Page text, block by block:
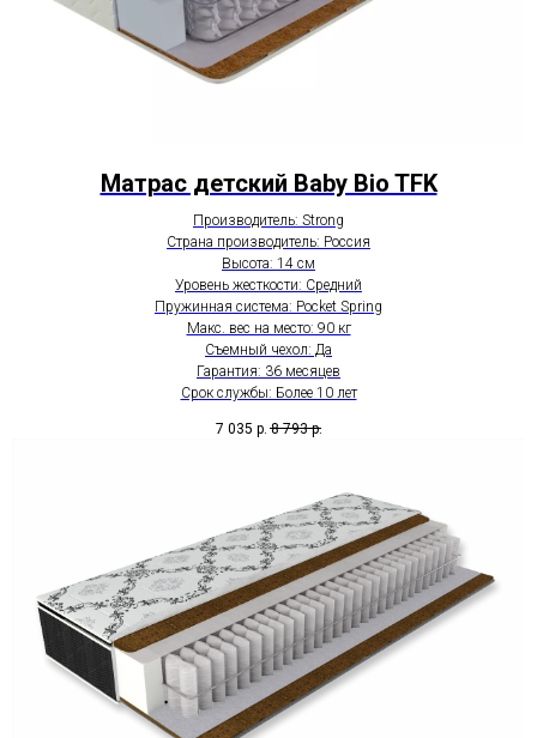
Матрас детский Baby Bio TFK
Производитель: Strong
Страна производитель: Россия
Высота: 14 см
Уровень жесткости: Средний
Пружинная система: Pocket Spring
Макс. вес на место: 90 кг
Съемный чехол: Да
Гарантия: 36 месяцев
Срок службы: Более 10 лет
7 035 р. 8 793 р.